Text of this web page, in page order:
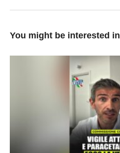
You might be interested in